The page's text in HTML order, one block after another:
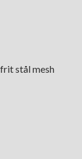
stål mesh